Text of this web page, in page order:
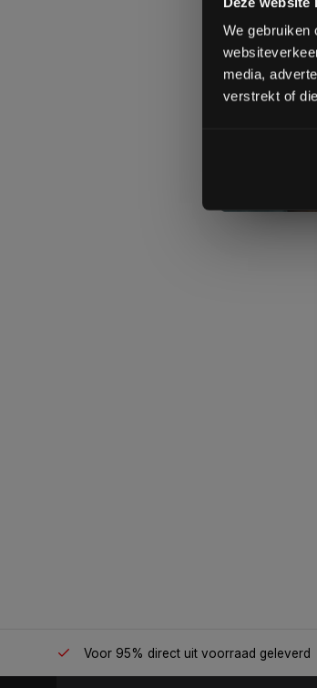
We gebruiken
media,
verstrekt of
Voor 95% direct uit voorraad geleverd